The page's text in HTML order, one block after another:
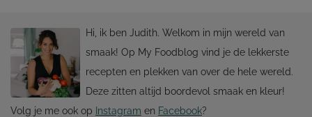
Hi, ik ben Judith. Welkom in mijn wereld van
smaak! Op My Foodblog vind je de lekkerste
recepten en plekken van over de hele wereld.
Deze zitten altijd boordevol smaak en kleur!
Volg je me ook op Instagram en Facebook?